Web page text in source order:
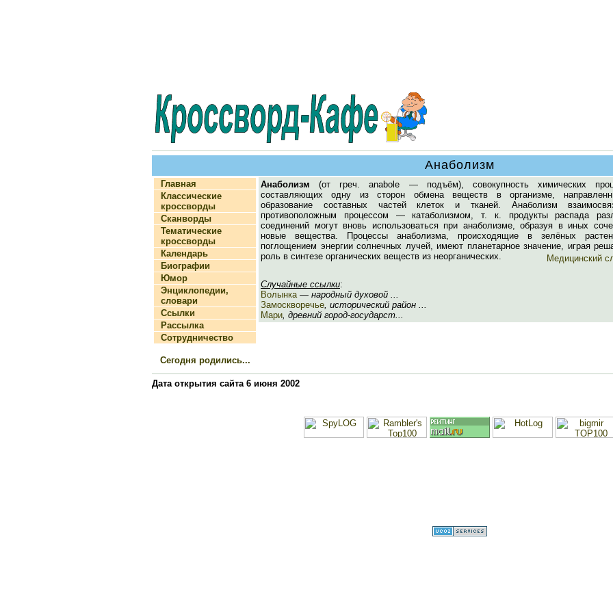
Анаболизм
Главная
Классические
кроссворды
Сканворды
Тематические
кроссворды
Календарь
Биографии
Юмор
Энциклопедии,
словари
Ссылки
Рассылка
Сотрудничество
Сегодня родились...
Анаболизм (от греч. anabole — подъём), совокупность химических
составляющих одну из сторон обмена веществ в организме,
образование составных частей клеток и тканей. Анаболизм
противоположным процессом — катаболизмом, т. к. продукты распада
соединений могут вновь использоваться при анаболизме, образуя в иных
новые вещества. Процессы анаболизма, происходящие в зелёных
поглощением энергии солнечных лучей, имеют планетарное значение, играя
роль в синтезе органических веществ из неорганических.
Медицинский
Случайные ссылки:
Волынка— народный духовой ...
Замоскворечье, исторический район ...
Мари, древний город-государст...
Дата открытия сайта 6 июня 2002